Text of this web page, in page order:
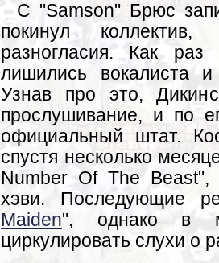
С "Samson" Брюс
покинул
разногласия. Как
лишились вокалиста
Узнав про это,
прослушивание, и по
официальный штат.
спустя несколько
Number Of The Beast",
хэви. Последующие
Maiden", однако в
циркулировать слухи о